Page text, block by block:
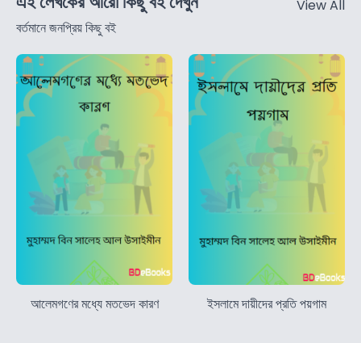
বর্তমানে জনপ্রিয় কিছু বই
View All
আলেমগণের মধ্যে মতভেদ কারণ ইসলামে দায়ীদের প্রতি পয়গাম